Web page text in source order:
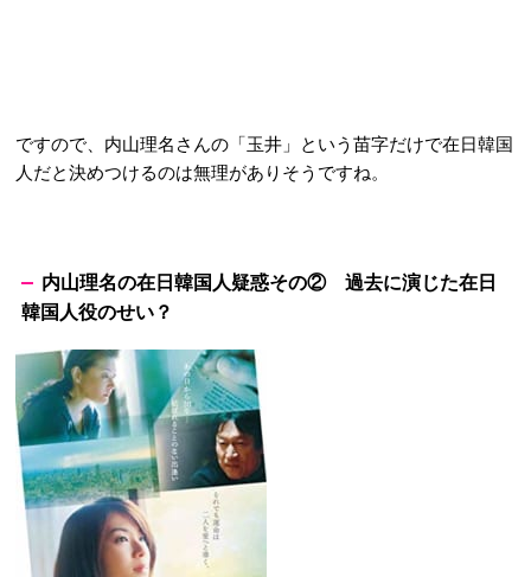
ですので、内山理名さんの「玉井」という苗字だけで在日韓国
人だと決めつけるのは無理がありそうですね。
内山理名の在日韓国人疑惑その② 過去に演じた在日
韓国人役のせい？